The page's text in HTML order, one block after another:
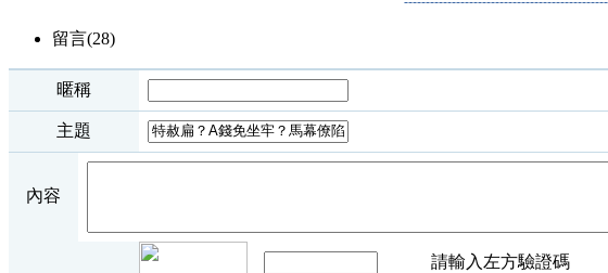
留言(28)
暱稱
主題
內容
請輸入左方驗證碼